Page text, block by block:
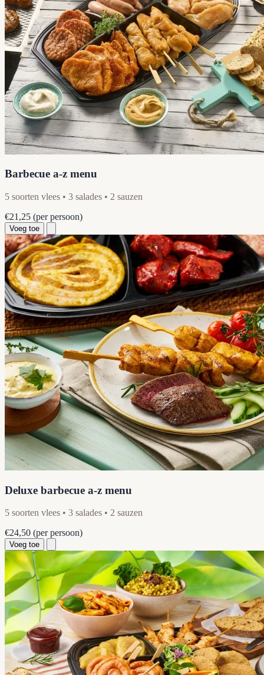
Barbecue a-z menu
5 soorten vlees • 3 salades • 2 sauzen
€21,25 (per persoon)
Voeg toe
Deluxe barbecue a-z menu
5 soorten vlees • 3 salades • 2 sauzen
€24,50 (per persoon)
Voeg toe